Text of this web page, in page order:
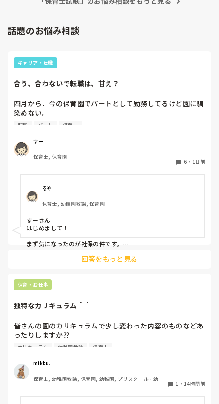
また、友人は株式の園に転職しましたが、そこは残業代もでる
し休みもきっちりとれると言っていました。
なと思います。
を確認することです。
そこから赤裸々な園の事情が見られます。
ぜひぴっぴさんが働きやすい園に出会えることを願っていま
す。
話題のお悩み相談
キャリア・転職
合う、合わないで転職は、甘え？
四月から、今の保育園でパートとして勤務してるけど園に馴
染めない。
前勤務してた園は8年続いたのに。。
なんでこんなに馴染めないんだろう。。
先生達はいい人達だと思う。
いし、気になる。気にしないようにしてる。
休憩中とか話の輪に入って話す時もあれば、話したくない
時、不慣れからか、人見知りで、喋れない時がある。みんな
でワイワイ話してすごいなって思う。
会社内の働き方改革か、来年から、扶養内は106万だけにな
るらしい。社保に入るなら週5にしなきゃいけないみた
い。。。今の自分は、まだそんなに働けない。。
子どもはかわいいけど、毎日体痛いし、疲れました。
他の職場を探そうかな。甘えでしょうか？
転職 パート 保育士
すー
保育士, 保育園
6 ・ 1日前
るや
保育士, 幼稚園教諭, 保育園
すーさん
はじめまして！
まず気になったのが社保の件です。
せば加入対象となります。
企業規模要件の段階的撤廃：現行の「従業員数51人以上」の要
的に全企業（1人以上）へ拡大されます。
従業員数がこの条件より少ない法人？でしょうか？
合う合わないは誰にでもあるし、それを早い段階で見極めるこ
とも必要だと思っています。
何が合わなかったのか。
次に同じことにならないためにちょっと考えてみると良いかも
です😊
回答をもっと見る
保育・お仕事
独特なカリキュラム＾＾
皆さんの園のカリキュラムで少し変わった内容のものなどあ
ったりしますか⁇
のみ）・乾布摩擦（年中組以上児が体育の時間に体操服の上
から行っています）があります。
♪
カリキュラム 幼稚園教諭 保育士
mikku.
保育士, 幼稚園教諭, 保育園, 幼稚園, プリスクール・幼児
1 ・ 14時間前